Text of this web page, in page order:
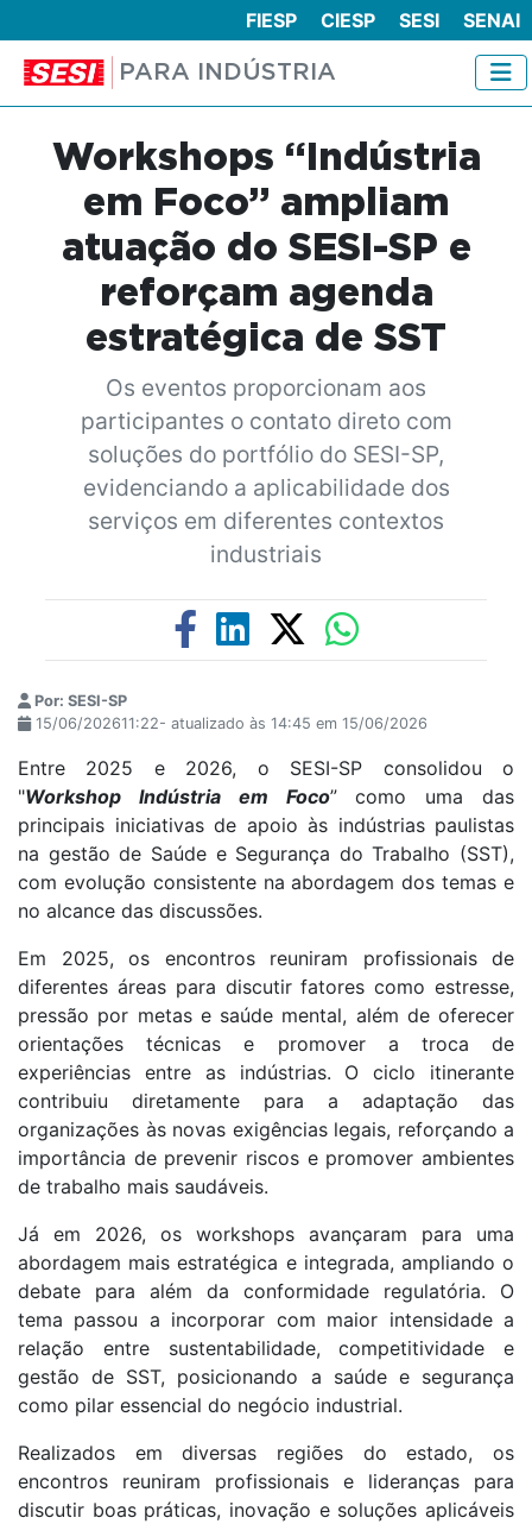
FIESP CIESP SESI SENAI
PARA INDÚSTRIA
Workshops “Indústria
em Foco” ampliam
atuação do SESI-SP e
reforçam agenda
estratégica de SST
Os eventos proporcionam aos
participantes o contato direto com
soluções do portfólio do SESI-SP,
evidenciando a aplicabilidade dos
serviços em diferentes contextos
industriais
Por: SESI-SP
15/06/202611:22- atualizado às 14:45 em 15/06/2026
Entre 2025 e 2026, o SESI-SP consolidou o
"Workshop Indústria em Foco” como uma das
principais iniciativas de apoio às indústrias paulistas
na gestão de Saúde e Segurança do Trabalho (SST),
com evolução consistente na abordagem dos temas e
no alcance das discussões.
Em 2025, os encontros reuniram profissionais de
diferentes áreas para discutir fatores como estresse,
pressão por metas e saúde mental, além de oferecer
orientações técnicas e promover a troca de
experiências entre as indústrias. O ciclo itinerante
contribuiu diretamente para a adaptação das
organizações às novas exigências legais, reforçando a
importância de prevenir riscos e promover ambientes
de trabalho mais saudáveis.
Já em 2026, os workshops avançaram para uma
abordagem mais estratégica e integrada, ampliando o
debate para além da conformidade regulatória. O
tema passou a incorporar com maior intensidade a
relação entre sustentabilidade, competitividade e
gestão de SST, posicionando a saúde e segurança
como pilar essencial do negócio industrial.
Realizados em diversas regiões do estado, os
encontros reuniram profissionais e lideranças para
discutir boas práticas, inovação e soluções aplicáveis